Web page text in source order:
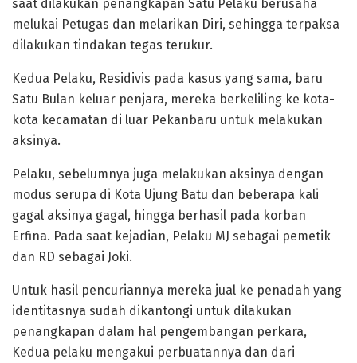
saat dilakukan penangkapan Satu Pelaku berusaha
melukai Petugas dan melarikan Diri, sehingga terpaksa
dilakukan tindakan tegas terukur.
Kedua Pelaku, Residivis pada kasus yang sama, baru
Satu Bulan keluar penjara, mereka berkeliling ke kota-
kota kecamatan di luar Pekanbaru untuk melakukan
aksinya.
Pelaku, sebelumnya juga melakukan aksinya dengan
modus serupa di Kota Ujung Batu dan beberapa kali
gagal aksinya gagal, hingga berhasil pada korban
Erfina. Pada saat kejadian, Pelaku MJ sebagai pemetik
dan RD sebagai Joki.
Untuk hasil pencuriannya mereka jual ke penadah yang
identitasnya sudah dikantongi untuk dilakukan
penangkapan dalam hal pengembangan perkara,
Kedua pelaku mengakui perbuatannya dan dari